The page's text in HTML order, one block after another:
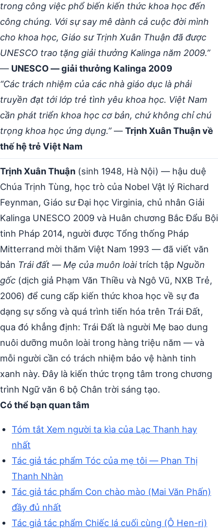
trong công việc phổ biến kiến thức khoa học đến
công chúng. Với sự say mê dành cả cuộc đời mình
cho khoa học, Giáo sư Trịnh Xuân Thuận đã được
UNESCO trao tặng giải thưởng Kalinga năm 2009.”
— UNESCO — giải thưởng Kalinga 2009
“Các trách nhiệm của các nhà giáo dục là phải
truyền đạt tới lớp trẻ tình yêu khoa học. Việt Nam
cần phát triển khoa học cơ bản, chứ không chỉ chú
trọng khoa học ứng dụng.”—Trịnh Xuân Thuận về
thế hệ trẻ Việt Nam
Trịnh Xuân Thuận (sinh 1948, Hà Nội) — hậu duệ
Chúa Trịnh Tùng, học trò của Nobel Vật lý Richard
Feynman, Giáo sư Đại học Virginia, chủ nhân Giải
Kalinga UNESCO 2009 và Huân chương Bắc Đẩu Bội
tinh Pháp 2014, người được Tổng thống Pháp
Mitterrand mời thăm Việt Nam 1993 — đã viết văn
bản Trái đất — Mẹ của muôn loàitrích tập Nguồn
gốc (dịch giả Phạm Văn Thiều và Ngô Vũ, NXB Trẻ,
2006) để cung cấp kiến thức khoa học về sự đa
dạng sự sống và quá trình tiến hóa trên Trái Đất,
qua đó khẳng định: Trái Đất là người Mẹ bao dung
nuôi dưỡng muôn loài trong hàng triệu năm — và
mỗi người cần có trách nhiệm bảo vệ hành tinh
xanh này. Đây là kiến thức trọng tâm trong chương
trình Ngữ văn 6 bộ Chân trời sáng tạo.
Có thể bạn quan tâm
Tóm tắt Xem người ta kìa của Lạc Thanh hay
nhất
Tác giả tác phẩm Tóc của mẹ tôi — Phan Thị
Thanh Nhàn
Tác giả tác phẩm Con chào mào (Mai Văn Phấn)
đầy đủ nhất
Tác giả tác phẩm Chiếc lá cuối cùng (Ô Hen-ri)